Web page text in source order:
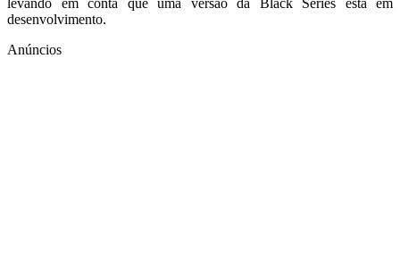
levando em conta que uma versão da Black Series está em
desenvolvimento.
Anúncios